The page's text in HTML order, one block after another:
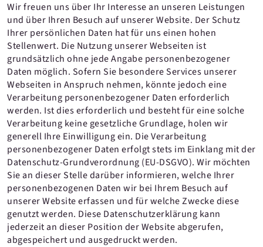
Wir freuen uns über Ihr Interesse an unseren Leistungen
und über Ihren Besuch auf unserer Website. Der Schutz
Ihrer persönlichen Daten hat für uns einen hohen
Stellenwert. Die Nutzung unserer Webseiten ist
grundsätzlich ohne jede Angabe personenbezogener
Daten möglich. Sofern Sie besondere Services unserer
Webseiten in Anspruch nehmen, könnte jedoch eine
Verarbeitung personenbezogener Daten erforderlich
werden. Ist dies erforderlich und besteht für eine solche
Verarbeitung keine gesetzliche Grundlage, holen wir
generell Ihre Einwilligung ein. Die Verarbeitung
personenbezogener Daten erfolgt stets im Einklang mit der
Datenschutz-Grundverordnung (EU-DSGVO). Wir möchten
Sie an dieser Stelle darüber informieren, welche Ihrer
personenbezogenen Daten wir bei Ihrem Besuch auf
unserer Website erfassen und für welche Zwecke diese
genutzt werden. Diese Datenschutzerklärung kann
jederzeit an dieser Position der Website abgerufen,
abgespeichert und ausgedruckt werden.